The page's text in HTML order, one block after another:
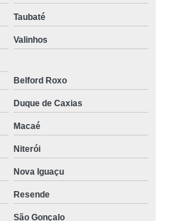
Taubaté
Valinhos
Belford Roxo
Duque de Caxias
Macaé
Niterói
Nova Iguaçu
Resende
São Gonçalo